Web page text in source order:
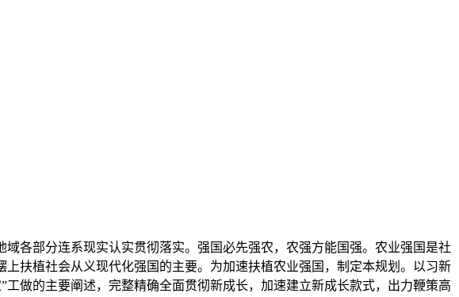
部分连系现实认实贯彻落实。强国必先强农，农强方能国强。农业强国是社
扶植社会从义现代化强国的主要。为加速扶植农业强国，制定本规划。以习新
做的主要阐述，完整精确全面贯彻新成长，加速建立新成长款式，出力鞭策高